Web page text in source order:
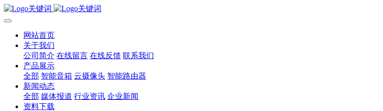
网站首页
关于我们
公司简介 在线留言 在线反馈 联系我们
产品展示
全部 智能音箱 云摄像头 智能路由器
新闻动态
全部 媒体报道 行业资讯 企业新闻
资料下载